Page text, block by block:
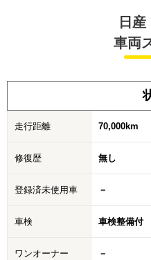
日産
車両
走行距離 70,000km
修復歴 無し
登録済未使用車 －
車検 車検整備付
ワンオーナー －